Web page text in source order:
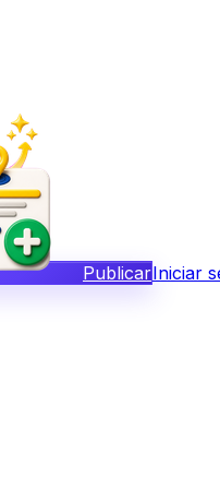
PublicarIniciar